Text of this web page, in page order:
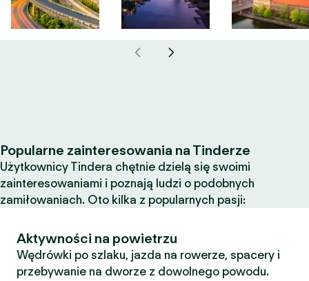
Popularne zainteresowania na Tinderze
Użytkownicy Tindera chętnie dzielą się swoimi
zainteresowaniami i poznają ludzi o podobnych
zamiłowaniach. Oto kilka z popularnych pasji:
Aktywności na powietrzu
Wędrówki po szlaku, jazda na rowerze, spacery i
przebywanie na dworze z dowolnego powodu.